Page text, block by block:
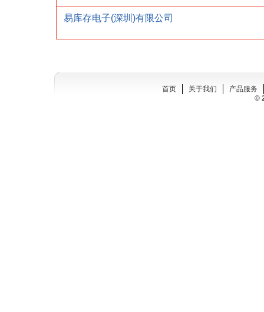
易库存电子(深圳)有限公司
首页 关于我们
产品服务
©